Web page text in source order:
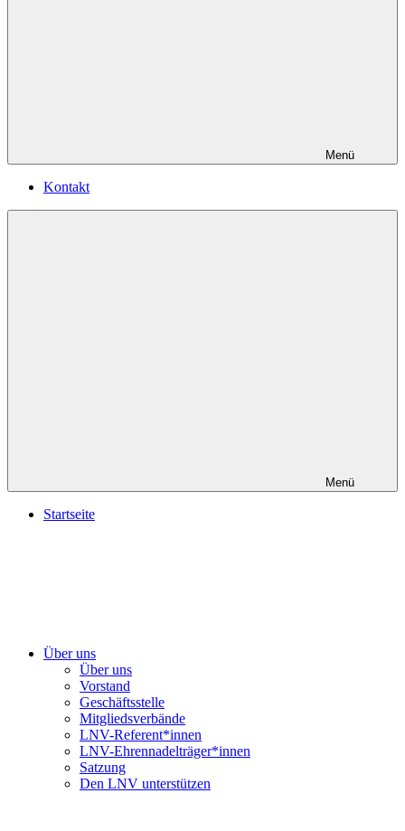
Menü
Kontakt
Menü
Startseite
Über uns
Über uns
Vorstand
Geschäftsstelle
Mitgliedsverbände
LNV-Referent*innen
LNV-Ehrennadelträger*innen
Satzung
Den LNV unterstützen